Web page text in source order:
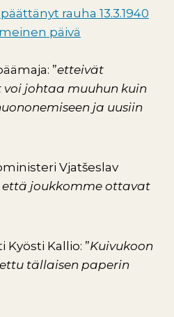
rauha 13.3.1940
päivä
”etteivät
johtaa muuhun kuin
ja uusiin
Vjatšeslav
joukkomme ottavat
Kallio: ”Kuivukoon
tällaisen paperin